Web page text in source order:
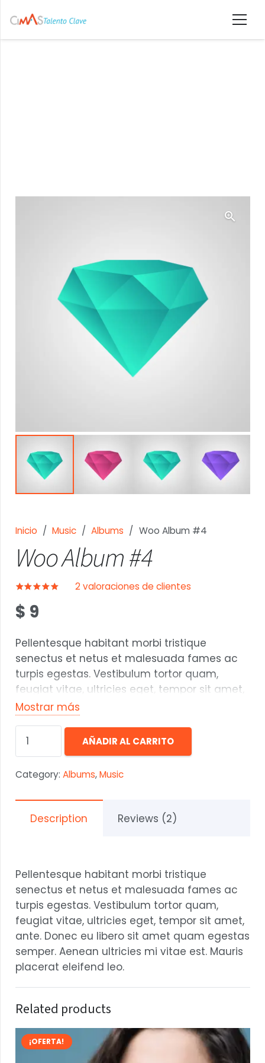
Inicio / Music / Albums / Woo Album #4
Woo Album #4
2valoraciones de clientes
$ 9
Pellentesque habitant morbi tristique
senectus et netus et malesuada fames ac
turpis egestas. Vestibulum tortor quam,
feugiat vitae, ultricies eget, tempor sit amet,
ante. Donec eu libero sit amet quam egestas
semper. Aenean ultricies mi vitae est. Mauris
placerat eleifend leo.
Mostrar más
Album
cantidad
AÑADIR AL CARRITO
Category: Albums,Music
Description Reviews (2)
Pellentesque habitant morbi tristique
senectus et netus et malesuada fames ac
turpis egestas. Vestibulum tortor quam,
feugiat vitae, ultricies eget, tempor sit amet,
ante. Donec eu libero sit amet quam egestas
semper. Aenean ultricies mi vitae est. Mauris
placerat eleifend leo.
Related products
¡OFERTA!